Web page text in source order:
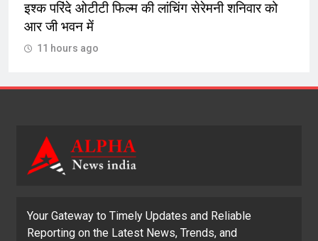
इश्क परिंदे ओटीटी फिल्म की लांचिंग सेरेमनी शनिवार को
आर जी भवन में
11 hours ago
Your Gateway to Timely Updates and Reliable
Reporting on the Latest News, Trends, and